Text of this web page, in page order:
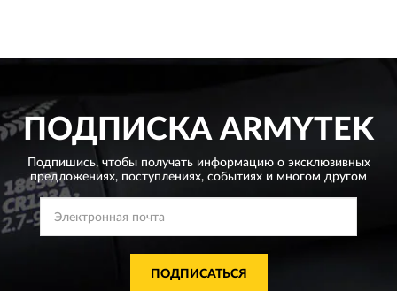
ПОДПИСКА ARMYTEK
Подпишись, чтобы получать информацию о эксклюзивных
предложениях, поступлениях, событиях и многом другом
ПОДПИСАТЬСЯ